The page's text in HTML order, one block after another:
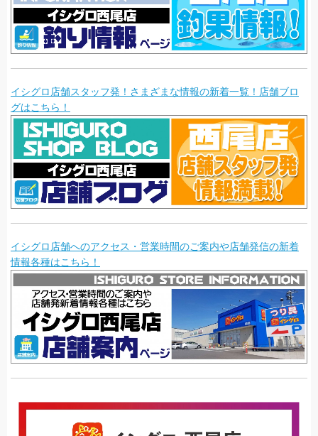
イシグロ店舗スタッフ発！さまざまな情報の新着一覧！店舗ブロ
グはこちら！
イシグロ店舗へのアクセス・営業時間のご案内や店舗発信の新着
情報各種はこちら！